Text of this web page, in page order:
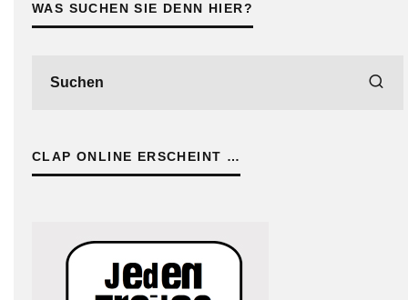
WAS SUCHEN SIE DENN HIER?
CLAP ONLINE ERSCHEINT …